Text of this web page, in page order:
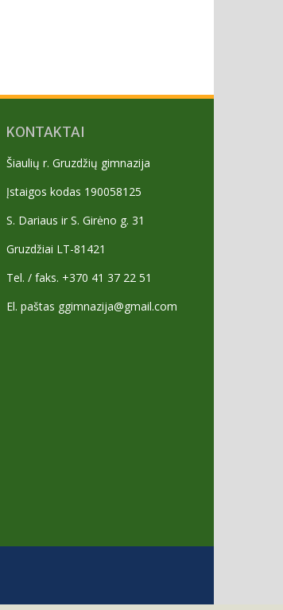
KONTAKTAI
Šiaulių r. Gruzdžių gimnazija
Įstaigos kodas 190058125
S. Dariaus ir S. Girėno g. 31
Gruzdžiai LT-81421
Tel. / faks. +370 41 37 22 51
El. paštas ggimnazija@gmail.com